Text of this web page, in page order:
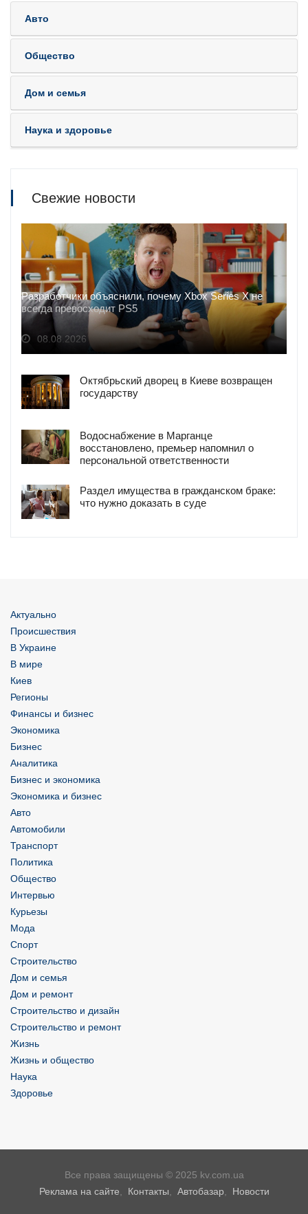
Авто
Общество
Дом и семья
Наука и здоровье
Свежие новости
Разработчики объяснили, почему Xbox Series X не
всегда превосходит PS5
08.08.2026
Октябрьский дворец в Киеве возвращен
государству
Водоснабжение в Марганце
восстановлено, премьер напомнил о
персональной ответственности
Раздел имущества в гражданском браке:
что нужно доказать в суде
Актуально
Происшествия
В Украине
В мире
Киев
Регионы
Финансы и бизнес
Экономика
Бизнес
Аналитика
Бизнес и экономика
Экономика и бизнес
Авто
Автомобили
Транспорт
Политика
Общество
Интервью
Курьезы
Мода
Спорт
Строительство
Дом и семья
Дом и ремонт
Строительство и дизайн
Строительство и ремонт
Жизнь
Жизнь и общество
Наука
Здоровье
Все права защищены © 2025 kv.com.ua
Реклама на сайте, Контакты, Автобазар, Новости